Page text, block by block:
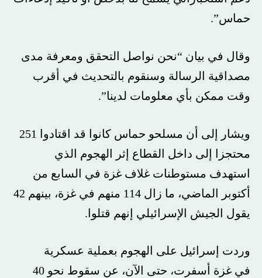
حماس”.
وقال في بيان “نحن نواصل التحقق ومعرفة مدى
مصداقية الرسالة وسنقوم بالتحديث في أقرب
وقت ممكن بأي معلومات لدينا”.
ويشار إلى أن مسلحو حماس كانوا قد اقتادوا 251
محتجزا إلى داخل القطاع إثر الهجوم الذي
استهدف مستوطنات غلاف غزة في السابع من
أكتوبر الماضي، ما زال 114 منهم في غزة، بينهم 42
يقول الجيش الإسرائيلي إنهم قتلوا.
وردت إسرائيل على الهجوم بعملية عسكرية
في غزة
أسفرت، حتى الآن، عن سقوط نحو 40